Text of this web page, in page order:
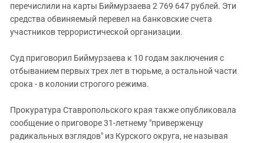
перечислили на карты Биймурзаева 2 769 647 рублей. Эти
средства обвиняемый перевел на банковские счета
участников террористической организации.
Суд приговорил Биймурзаева к 10 годам заключения с
отбыванием первых трех лет в тюрьме, а остальной части
срока - в колонии строгого режима.
Прокуратура Ставропольского края также опубликовала
сообщение о приговоре 31-летнему "приверженцу
радикальных взглядов" из Курского округа, не называя